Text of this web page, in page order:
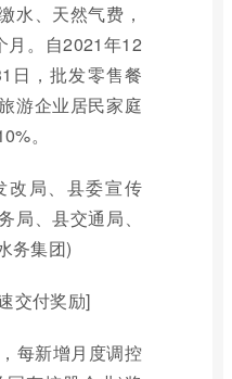
水、天然气费，
月。自2021年12
日，批发零售餐
游企业居民家庭
。
改局、县委宣传
局、县交通局、
务集团)
交付奖励]
每新增月度调控